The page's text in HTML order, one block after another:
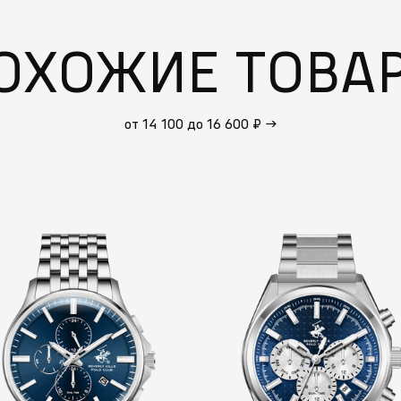
от 14 100 до 16 600 ₽ →